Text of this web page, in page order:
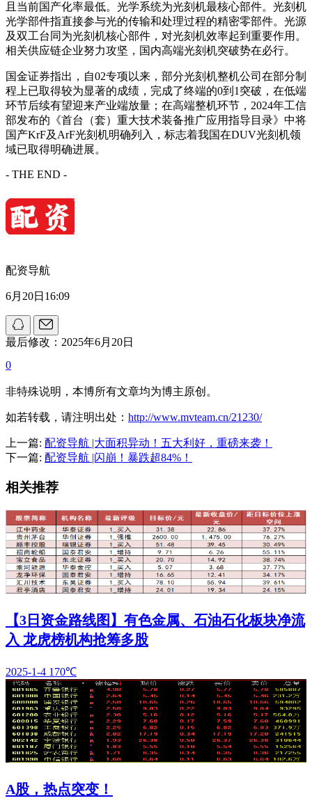
且当前国产化率最低。光学系统为光刻机最核心部件。光刻机
光学部件指直接参与光的传输和处理过程的精密零部件。光源
及双工台同为光刻机核心部件，对光刻机效率起到重要作用。
相关供应链企业努力攻坚，国内高端光刻机突破势在必行。
国金证券指出，自02专项以来，部分光刻机整机公司在部分制
程上已取得较为显著的成绩，完成了终端的0到1突破，在低端
环节后续有望迎来产业端放量；在高端整机环节，2024年工信
部发布的《首台（套）重大技术装备推广应用指导目录》中将
国产KrF及ArF光刻机明确列入，标志着我国在DUV光刻机领
域已取得明确进展。
- THE END -
配资导航
6月20日16:09
最后修改：2025年6月20日
0
非特殊说明，本博所有文章均为博主原创。
如若转载，请注明出处： http://www.mvteam.cn/21230/
上一篇: 配资导航 |大面积异动！五大利好，重磅来袭！
下一篇: 配资导航 |闪崩！暴跌超84%！
相关推荐
【3日资金路线图】有色金属、石油石化板块净流
入 龙虎榜机构抢筹多股
2025-1-4 170℃
A股，热点突变！